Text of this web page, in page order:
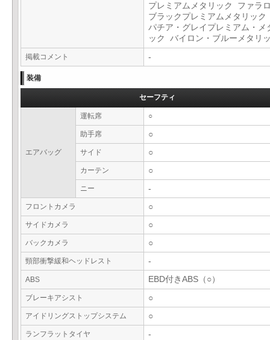
プレミアムメタリック ファラ
ブラックプレミアムメタリッ
パチア・グレイプレミアム・メ
ック バイロン・ブルーメタリ
掲載コメント -
装備
セーフティ
エアバッグ
運転席 ○
助手席 ○
サイド ○
カーテン ○
ニー -
フロントカメラ ○
サイドカメラ ○
バックカメラ ○
頸部衝撃緩和ヘッドレスト -
ABS EBD付きABS（○）
ブレーキアシスト ○
アイドリングストップシステム ○
ランフラットタイヤ -